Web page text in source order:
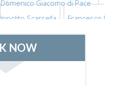
Domenico Giacomo di Pace
Ippolito Scarsella Francesco